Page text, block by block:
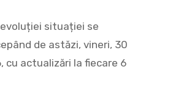
situației se
de astăzi, vineri, 30
cu actualizări la fiecare 6